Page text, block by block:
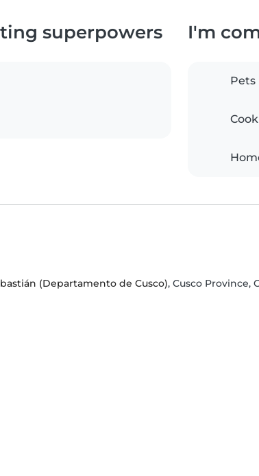
superpowers I'm
Pets
(Departamento de Cusco), Cusco Province,